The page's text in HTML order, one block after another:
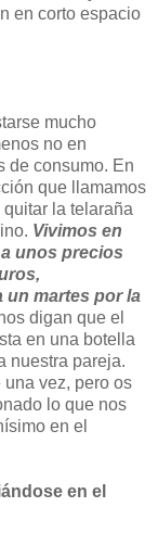
en corto espacio
mucho
no en
de consumo. En
que llamamos
quitar la telaraña
Vivimos en
unos precios
martes por la
digan que el
en una botella
nuestra pareja.
vez, pero os
lo que nos
en el
en el